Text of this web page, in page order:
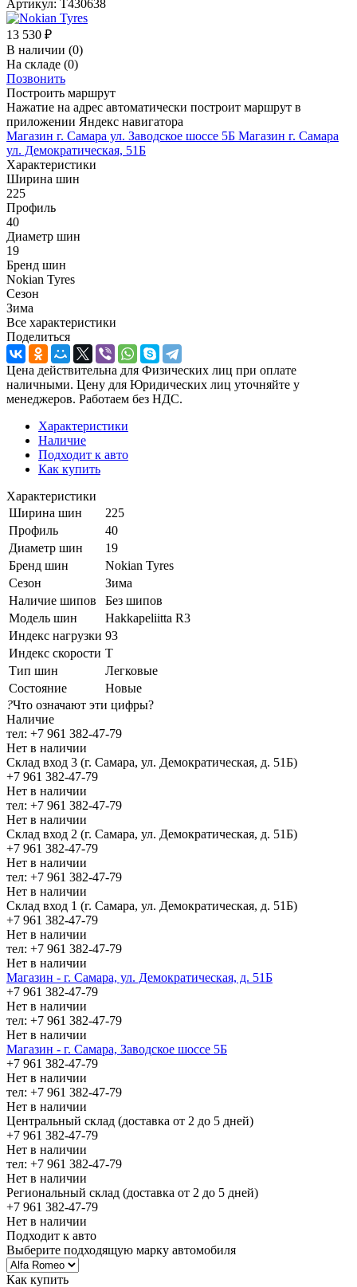
Артикул: T430638
13 530 ₽
В наличии (0)
На складе (0)
Позвонить
Построить маршрут
Нажатие на адрес автоматически построит маршрут в
приложении Яндекс навигатора
Магазин г. Самара ул. Заводское шоссе 5Б Магазин г. Самара
ул. Демократическая, 51Б
Характеристики
Ширина шин
225
Профиль
40
Диаметр шин
19
Бренд шин
Nokian Tyres
Сезон
Зима
Все характеристики
Поделиться
Цена действительна для Физических лиц при оплате
наличными. Цену для Юридических лиц уточняйте у
менеджеров. Работаем без НДС.
Характеристики
Наличие
Подходит к авто
Как купить
Характеристики
Ширина шин
225
Профиль
40
Диаметр шин
19
Бренд шин
Nokian Tyres
Сезон
Зима
Наличие шипов
Без шипов
Модель шин
Hakkapeliitta R3
Индекс нагрузки 93
Индекс скорости T
Тип шин
Легковые
Состояние
Новые
?Что означают эти цифры?
Наличие
тел: +7 961 382-47-79
Нет в наличии
Склад вход 3 (г. Самара, ул. Демократическая, д. 51Б)
+7 961 382-47-79
Нет в наличии
тел: +7 961 382-47-79
Нет в наличии
Склад вход 2 (г. Самара, ул. Демократическая, д. 51Б)
+7 961 382-47-79
Нет в наличии
тел: +7 961 382-47-79
Нет в наличии
Склад вход 1 (г. Самара, ул. Демократическая, д. 51Б)
+7 961 382-47-79
Нет в наличии
тел: +7 961 382-47-79
Нет в наличии
Магазин - г. Самара, ул. Демократическая, д. 51Б
+7 961 382-47-79
Нет в наличии
тел: +7 961 382-47-79
Нет в наличии
Магазин - г. Самара, Заводское шоссе 5Б
+7 961 382-47-79
Нет в наличии
тел: +7 961 382-47-79
Нет в наличии
Центральный склад (доставка от 2 до 5 дней)
+7 961 382-47-79
Нет в наличии
тел: +7 961 382-47-79
Нет в наличии
Региональный склад (доставка от 2 до 5 дней)
+7 961 382-47-79
Нет в наличии
Подходит к авто
Выберите подходящую марку автомобиля
Как купить